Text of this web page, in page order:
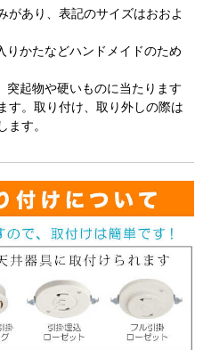
あり、表記のサイズはおおよ
かたなどハンドメイドのため
起物や硬いものに当たります
す。取り付け、取り外しの際は
ます。